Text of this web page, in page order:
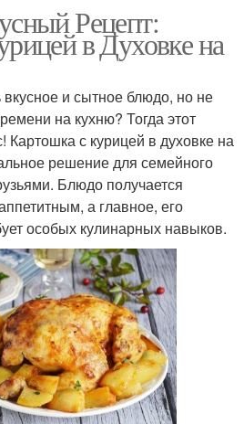
Рецепт:
в Духовке на
вкусное и сытное блюдо, но не
на кухню? Тогда этот
Картошка с курицей в духовке на
решение для семейного
Блюдо получается
а главное, его
особых кулинарных навыков.